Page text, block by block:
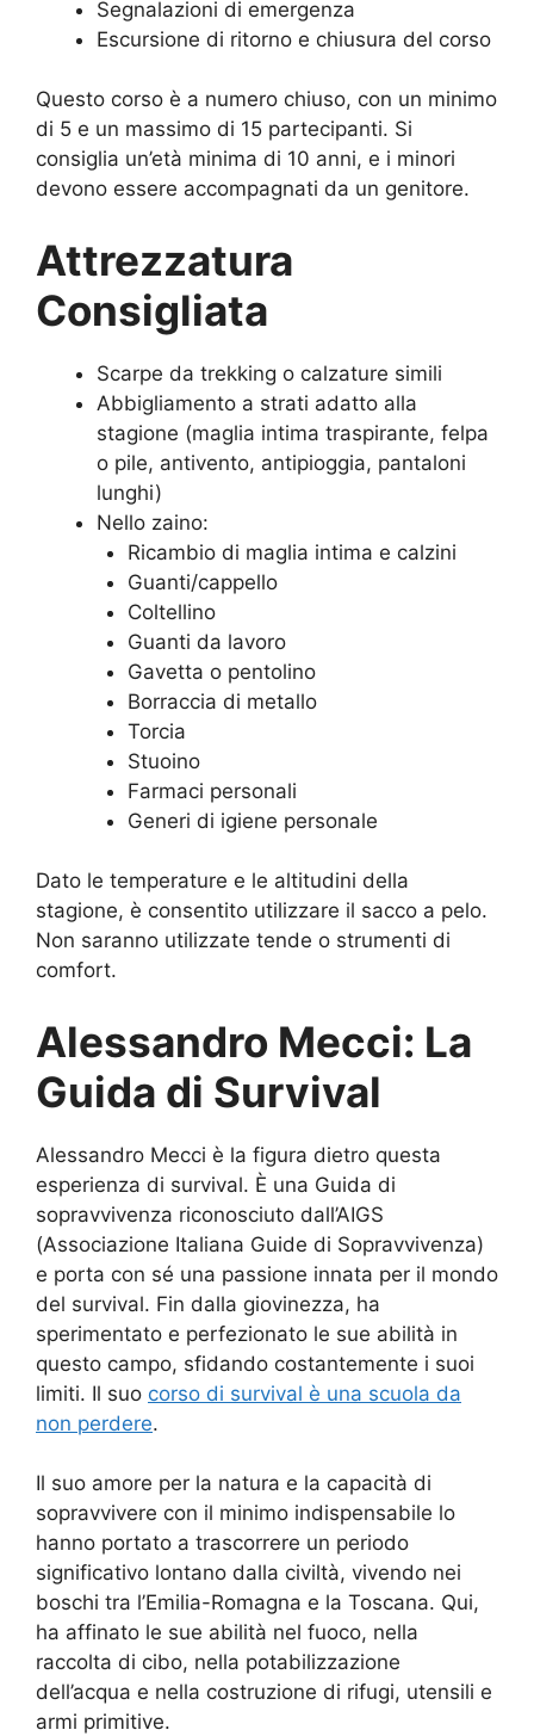
Segnalazioni di emergenza
Escursione di ritorno e chiusura del corso
Questo corso è a numero chiuso, con un minimo
di 5 e un massimo di 15 partecipanti. Si
consiglia un’età minima di 10 anni, e i minori
devono essere accompagnati da un genitore.
Attrezzatura
Consigliata
Scarpe da trekking o calzature simili
Abbigliamento a strati adatto alla
stagione (maglia intima traspirante, felpa
o pile, antivento, antipioggia, pantaloni
lunghi)
Nello zaino:
Ricambio di maglia intima e calzini
Guanti/cappello
Coltellino
Guanti da lavoro
Gavetta o pentolino
Borraccia di metallo
Torcia
Stuoino
Farmaci personali
Generi di igiene personale
Dato le temperature e le altitudini della
stagione, è consentito utilizzare il sacco a pelo.
Non saranno utilizzate tende o strumenti di
comfort.
Alessandro Mecci: La
Guida di Survival
Alessandro Mecci è la figura dietro questa
esperienza di survival. È una Guida di
sopravvivenza riconosciuto dall’AIGS
(Associazione Italiana Guide di Sopravvivenza)
e porta con sé una passione innata per il mondo
del survival. Fin dalla giovinezza, ha
sperimentato e perfezionato le sue abilità in
questo campo, sfidando costantemente i suoi
limiti. Il suo corso di survival è una scuola da
non perdere.
Il suo amore per la natura e la capacità di
sopravvivere con il minimo indispensabile lo
hanno portato a trascorrere un periodo
significativo lontano dalla civiltà, vivendo nei
boschi tra l’Emilia-Romagna e la Toscana. Qui,
ha affinato le sue abilità nel fuoco, nella
raccolta di cibo, nella potabilizzazione
dell’acqua e nella costruzione di rifugi, utensili e
armi primitive.